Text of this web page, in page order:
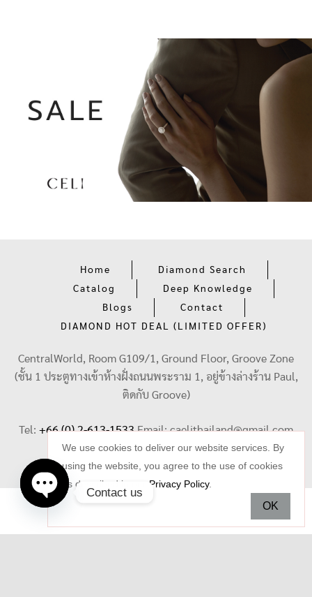
Home
Diamond Search
Catalog
Deep Knowledge
Blogs
Contact
DIAMOND HOT DEAL (LIMITED OFFER)
CentralWorld, Room G109/1, Ground Floor, Groove Zone
(ชั้น 1 ประตูทางเข้าห้างฝั่งถนนพระราม 1, อยู่ข้างล่างร้าน Paul,
ติดกับ Groove)
Tel: +66 (0) 2-613-1533Email:caelithailand@gmail.com
We use cookies to deliver our website services. By
using the website, you agree to the use of cookies
as described in our Privacy Policy.
OK
Contact us
Open